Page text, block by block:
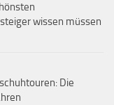
wissen müssen
Die